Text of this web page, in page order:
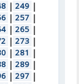
| 249 |
| 257 |
| 265 |
| 273 |
| 281 |
| 289 |
| 297 |